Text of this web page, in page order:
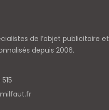
de l’objet publicitaire et
depuis 2006.